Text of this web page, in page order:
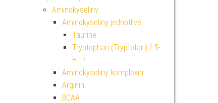
Aminokyseliny
Aminokyseliny jednotlivé
Taurine
Tryptophan (Tryptofan) / 5-
HTP
Aminokyseliny komplexní
Arginin
BCAA